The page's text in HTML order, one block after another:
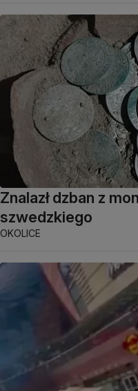
Znalazł dzban z
szwedzkiego
OKOLICE